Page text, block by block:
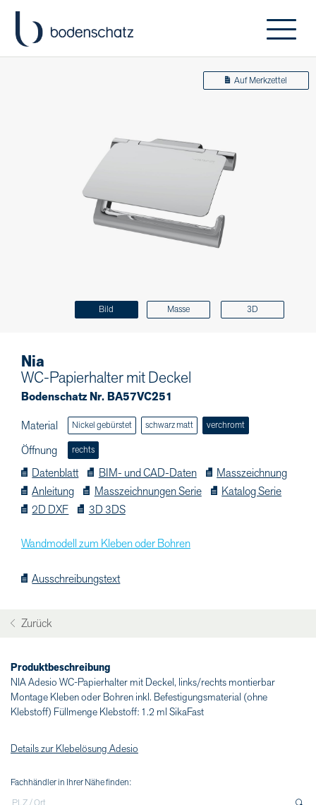
Bild Masse 3D
Auf Merkzettel
Nia
WC-Papierhalter mit Deckel
Bodenschatz Nr. BA57VC251
Material
Nickel gebürstet schwarz matt verchromt
Öffnung rechts
Datenblatt BIM- und CAD-Daten
Masszeichnung
Anleitung
Masszeichnungen Serie
Katalog Serie
2D DXF
3D 3DS
Wandmodell zum Kleben oder Bohren
Ausschreibungstext
Zurück
Produktbeschreibung
NIA Adesio WC-Papierhalter mit Deckel, links/rechts montierbar
Montage Kleben oder Bohren inkl. Befestigungsmaterial (ohne
Klebstoff) Füllmenge Klebstoff: 1.2 ml SikaFast
Details zur Klebelösung Adesio
Fachhändler in Ihrer Nähe finden: